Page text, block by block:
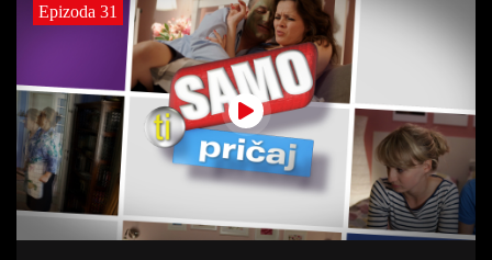
Epizoda 31